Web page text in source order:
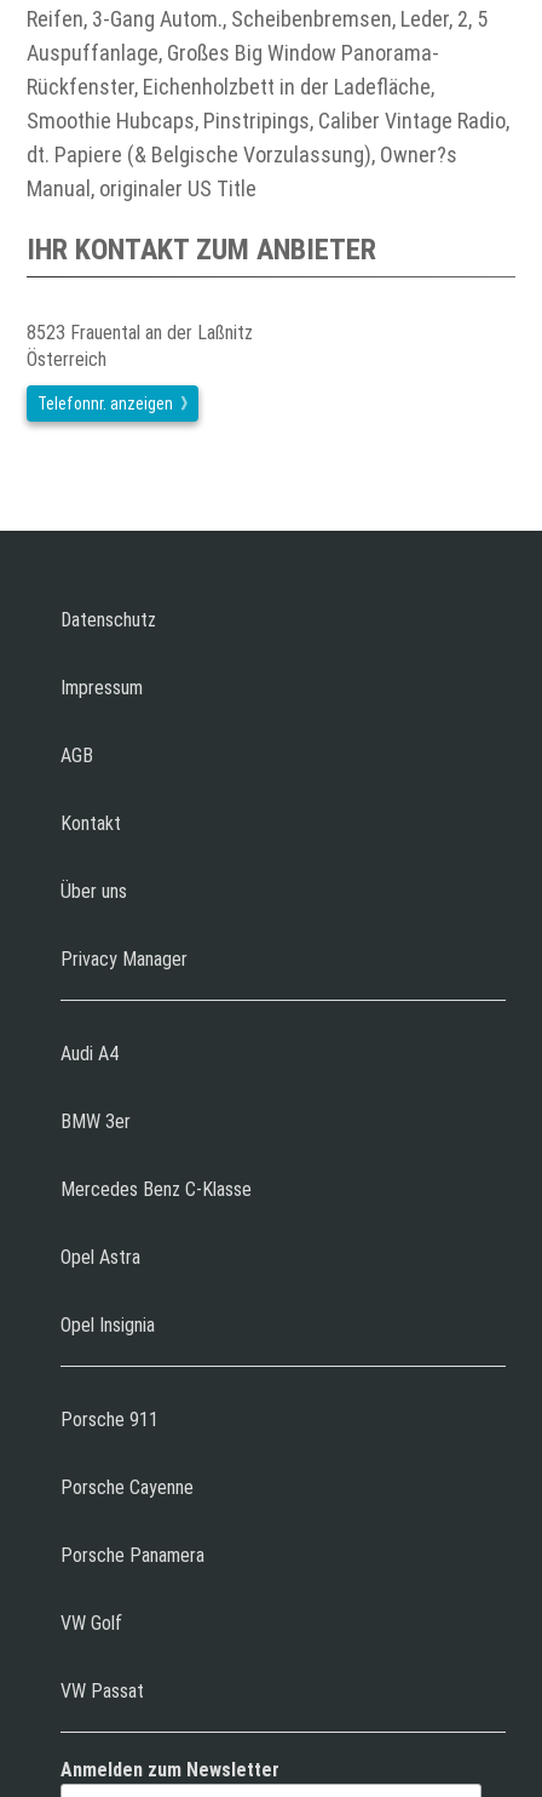
Reifen, 3-Gang Autom., Scheibenbremsen, Leder, 2, 5
Auspuffanlage, Großes Big Window Panorama-
Rückfenster, Eichenholzbett in der Ladefläche,
Smoothie Hubcaps, Pinstripings, Caliber Vintage Radio,
dt. Papiere (& Belgische Vorzulassung), Owner?s
Manual, originaler US Title
IHR KONTAKT ZUM ANBIETER
8523 Frauental an der Laßnitz
Österreich
Telefonnr. anzeigen
Datenschutz
Impressum
AGB
Kontakt
Über uns
Privacy Manager
Audi A4
BMW 3er
Mercedes Benz C-Klasse
Opel Astra
Opel Insignia
Porsche 911
Porsche Cayenne
Porsche Panamera
VW Golf
VW Passat
Anmelden zum Newsletter